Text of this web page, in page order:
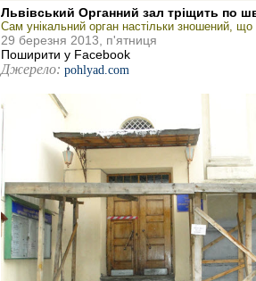
Львівський Органний зал тріщить по
Сам унікальний орган настільки зношений,
29 березня 2013, п'ятниця
Поширити у Facebook
Джерело: pohlyad.com